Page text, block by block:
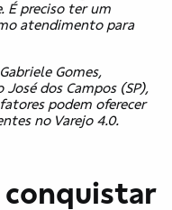
É preciso ter um
atendimento para
Gomes,
dos Campos (SP),
podem oferecer
no Varejo 4.0.
conquistar